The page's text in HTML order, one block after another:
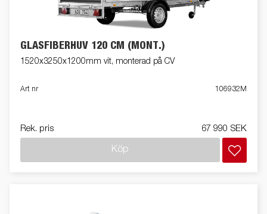
GLASFIBERHUV 120 CM (MONT.)
1520x3250x1200mm vit, monterad på CV
Art nr 106932M
Rek. pris 67 990 SEK
Köp